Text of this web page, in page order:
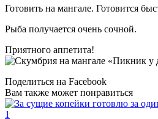
Готовить на мангале. Готовится
Рыба получается очень сочной.
Приятного аппетита!
Поделиться на Facebook
Вам также может понравиться